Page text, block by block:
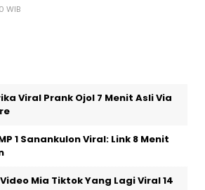
WIB
Viral Prank Ojol 7 Menit Asli Via
1 Sanankulon Viral: Link 8 Menit
Mia Tiktok Yang Lagi Viral 14